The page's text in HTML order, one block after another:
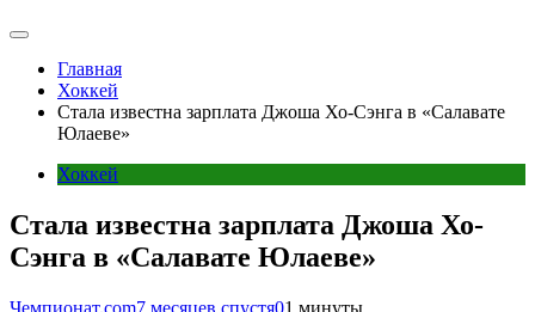
Главная
Хоккей
Стала известна зарплата Джоша Хо-Сэнга в «Салавате
Юлаеве»
Хоккей
Стала известна зарплата Джоша Хо-
Сэнга в «Салавате Юлаеве»
Чемпионат.com7 месяцев спустя01 минуты